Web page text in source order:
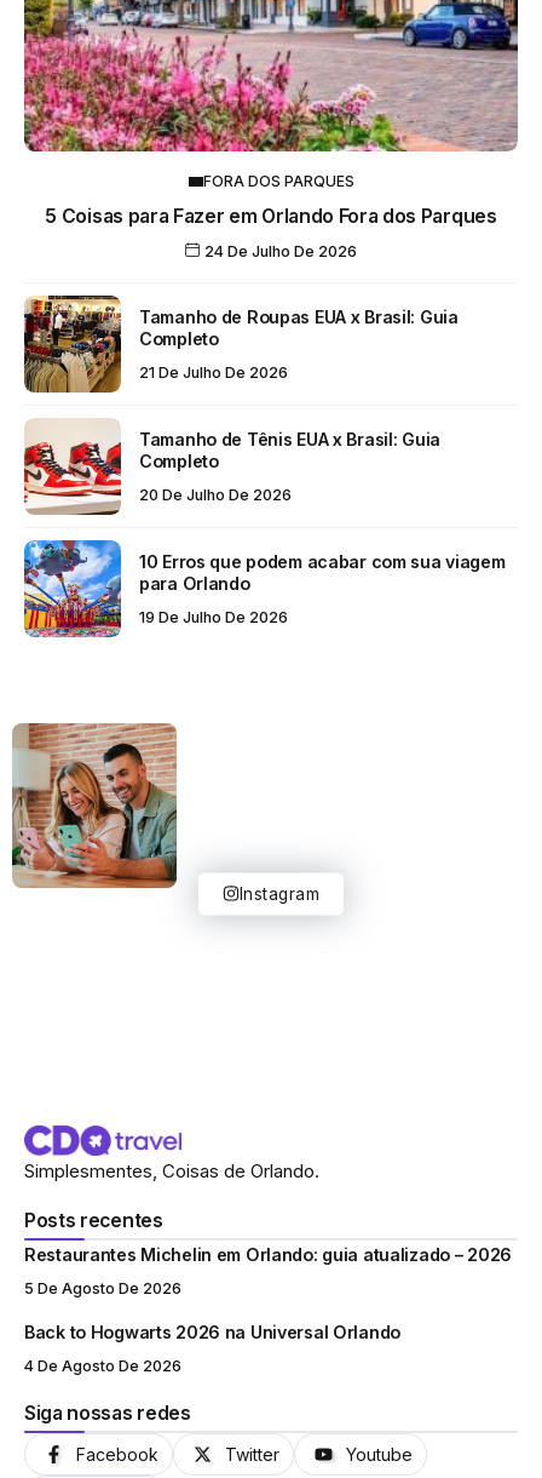
FORA DOS PARQUES
5 Coisas para Fazer em Orlando Fora dos Parques
24 De Julho De 2026
Tamanho de Roupas EUA x Brasil: Guia
Completo
21 De Julho De 2026
Tamanho de Tênis EUA x Brasil: Guia
Completo
20 De Julho De 2026
10 Erros que podem acabar com sua viagem
para Orlando
19 De Julho De 2026
Instagram
Simplesmentes, Coisas de Orlando.
Posts recentes
Restaurantes Michelin em Orlando: guia atualizado – 2026
5 De Agosto De 2026
Back to Hogwarts 2026 na Universal Orlando
4 De Agosto De 2026
Siga nossas redes
Facebook Twitter Youtube